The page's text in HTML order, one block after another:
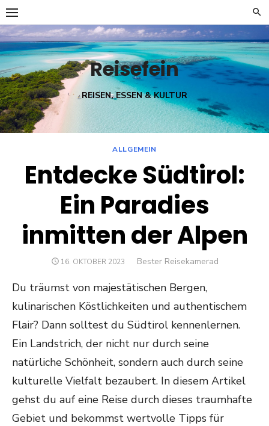
Skip
to
content
Reisefein
REISEN, ESSEN & KULTUR
ALLGEMEIN
Entdecke Südtirol:
Ein Paradies
inmitten der Alpen
POSTED
16. OKTOBER 2023 Author
Bester Reisekamerad
Du träumst von majestätischen Bergen,
kulinarischen Köstlichkeiten und authentischem
Flair? Dann solltest du Südtirol kennenlernen.
Ein Landstrich, der nicht nur durch seine
natürliche Schönheit, sondern auch durch seine
kulturelle Vielfalt bezaubert. In diesem Artikel
gehst du auf eine Reise durch dieses traumhafte
Gebiet und bekommst wertvolle Tipps für